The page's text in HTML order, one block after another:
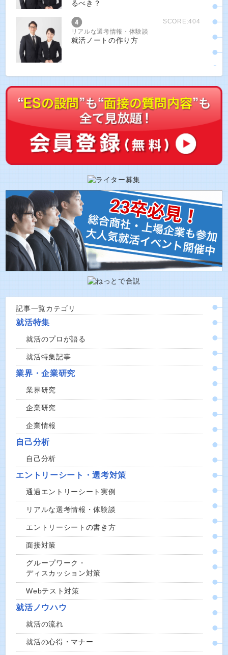
るべき？
SCORE:404
リアルな選考情報・体験談
就活ノートの作り方
記事一覧カテゴリ
就活特集
就活のプロが語る
就活特集記事
業界・企業研究
業界研究
企業研究
企業情報
自己分析
自己分析
エントリーシート・選考対策
通過エントリーシート実例
リアルな選考情報・体験談
エントリーシートの書き方
面接対策
グループワーク・
ディスカッション対策
Webテスト対策
就活ノウハウ
就活の流れ
就活の心得・マナー